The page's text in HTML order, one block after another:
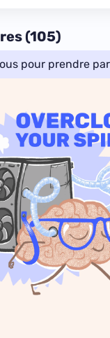
(105)
pour prendre